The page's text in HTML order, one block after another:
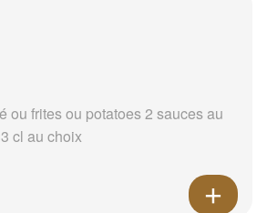
ou frites ou potatoes 2 sauces au
cl au choix